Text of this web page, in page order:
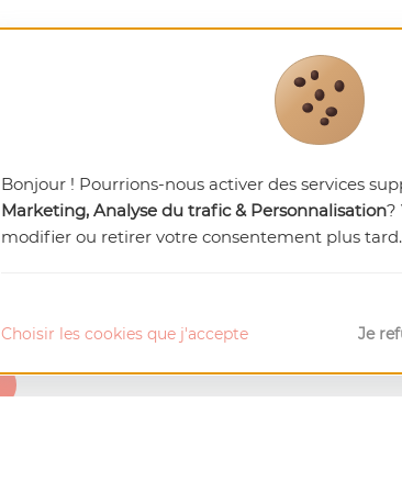
Bonjour ! Pourrions-nous activer des services
Marketing, Analyse du trafic & Personnalisation?
modifier ou retirer votre consentement plus tard.
Choisir les cookies que j'accepte Je